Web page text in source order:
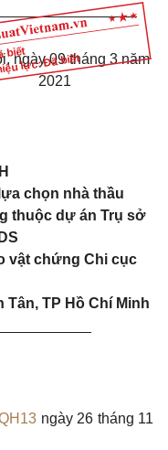
biếtlực: Đã biết
ngày 09 tháng 3 năm
2021
chọn nhà thầu
thuộc dự án Trụ sở
vật chứng Chi cục
TP Hồ Chí Minh
ngày 26 tháng 11